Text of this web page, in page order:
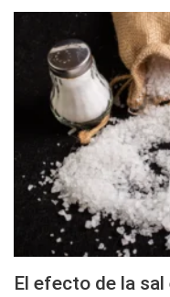
El efecto de la